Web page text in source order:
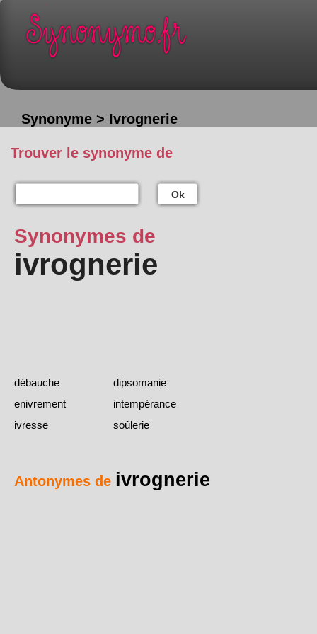
Synonyme > Ivrognerie
Trouver le synonyme de
Ok
Synonymes de
ivrognerie
débauche
dipsomanie
enivrement
intempérance
ivresse
soûlerie
Antonymes de ivrognerie